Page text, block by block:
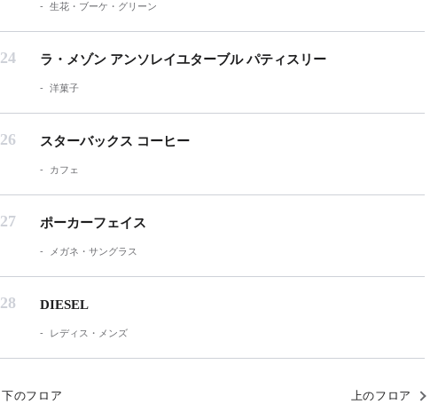
生花・ブーケ・グリーン
24 ラ・メゾン アンソレイユターブル パティスリー
洋菓子
26 スターバックス コーヒー
カフェ
27 ポーカーフェイス
メガネ・サングラス
28 DIESEL
レディス・メンズ
下のフロア 上のフロア